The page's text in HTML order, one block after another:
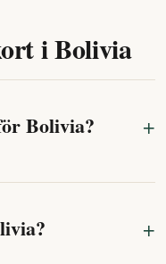
i Bolivia
Bolivia?